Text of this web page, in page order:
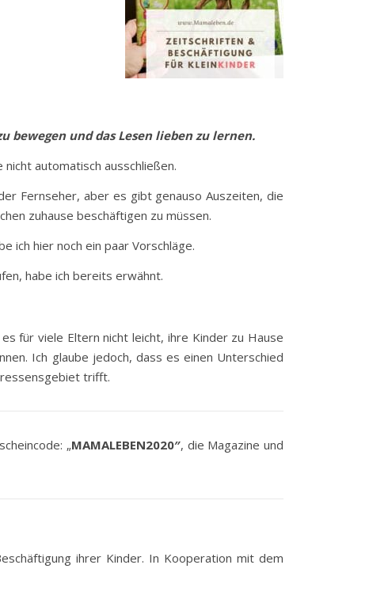
bewegen und das Lesen lieben zu lernen.
automatisch ausschließen.
Fernseher, aber es gibt genauso Auszeiten, die
zuhause beschäftigen zu müssen.
ich hier noch ein paar Vorschläge.
habe ich bereits erwähnt.
für viele Eltern nicht leicht, ihre Kinder zu Hause
Ich glaube jedoch, dass es einen Unterschied
trifft.
„MAMALEBEN2020″, die Magazine und
ihrer Kinder. In Kooperation mit dem